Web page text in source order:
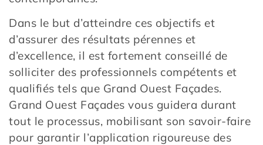
Dans le but d’atteindre ces objectifs et
d’assurer des résultats pérennes et
d’excellence, il est fortement conseillé de
solliciter des professionnels compétents et
qualifiés tels que Grand Ouest Façades.
Grand Ouest Façades vous guidera durant
tout le processus, mobilisant son savoir-faire
pour garantir l’application rigoureuse des